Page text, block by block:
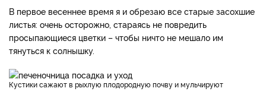
В первое весеннее время я и обрезаю все старые засохшие
листья: очень осторожно, стараясь не повредить
просыпающиеся цветки – чтобы ничто не мешало им
тянуться к солнышку.
Кустики сажают в рыхлую плодородную почву и мульчируют